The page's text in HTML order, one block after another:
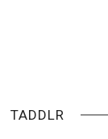
TADDLR